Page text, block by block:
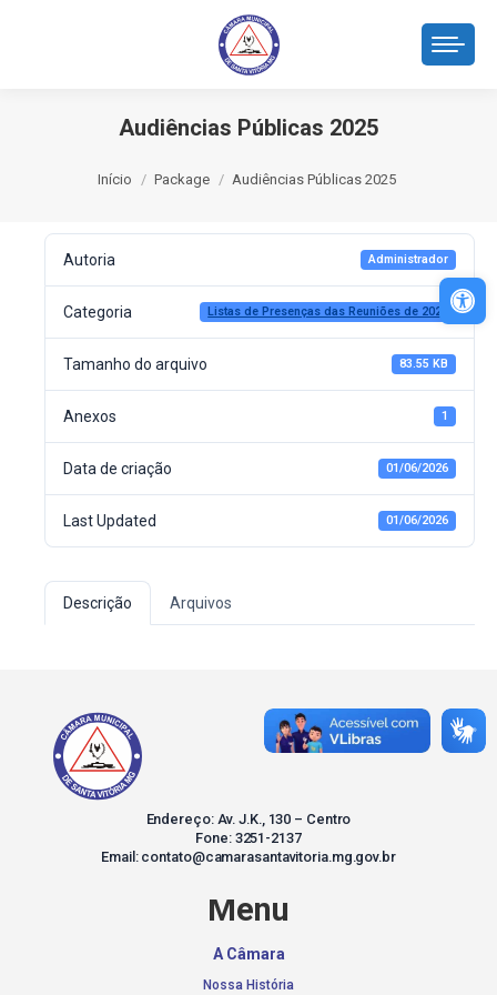
Audiências Públicas 2025
Início Package Audiências Públicas 2025
Autoria Administrador
Categoria Listas de Presenças das Reuniões de 2025
Tamanho do arquivo 83.55 KB
Anexos 1
Data de criação 01/06/2026
Last Updated 01/06/2026
Descrição Arquivos
Endereço: Av. J.K., 130 – Centro
Fone: 3251-2137
Email: contato@camarasantavitoria.mg.gov.br
Menu
A Câmara
Nossa História